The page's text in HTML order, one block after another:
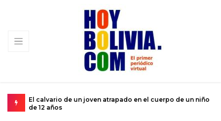
un niño
Miopía estatal condena al turismo nacional a una
subsistencia de rebalse